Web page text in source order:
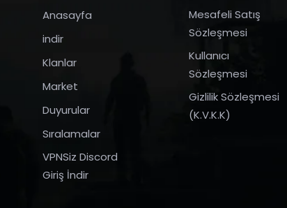
Anasayfa
indir
Klanlar
Market
Duyurular
Sıralamalar
VPNSiz Discord
Giriş İndir
Mesafeli Satış
Sözleşmesi
Kullanıcı
Sözleşmesi
Gizlilik Sözleşmesi
(K.V.K.K)